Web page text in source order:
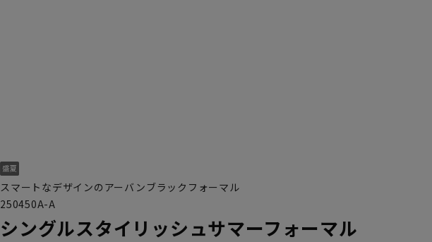
スマートなデザインのアーバンブラックフォーマル
250450A-A
シングルスタイリッシュサマーフォーマル